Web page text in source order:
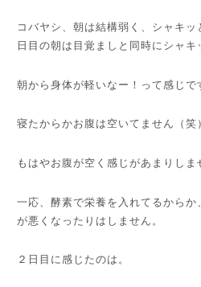
コバヤシ、朝は結構弱く、シャキッ
日目の朝は目覚ましと同時にシャキ
朝から身体が軽いなー！って感じで
寝たからかお腹は空いてません（笑
もはやお腹が空く感じがあまりしま
一応、酵素で栄養を入れてるから
が悪くなったりはしません。
２日目に感じたのは。